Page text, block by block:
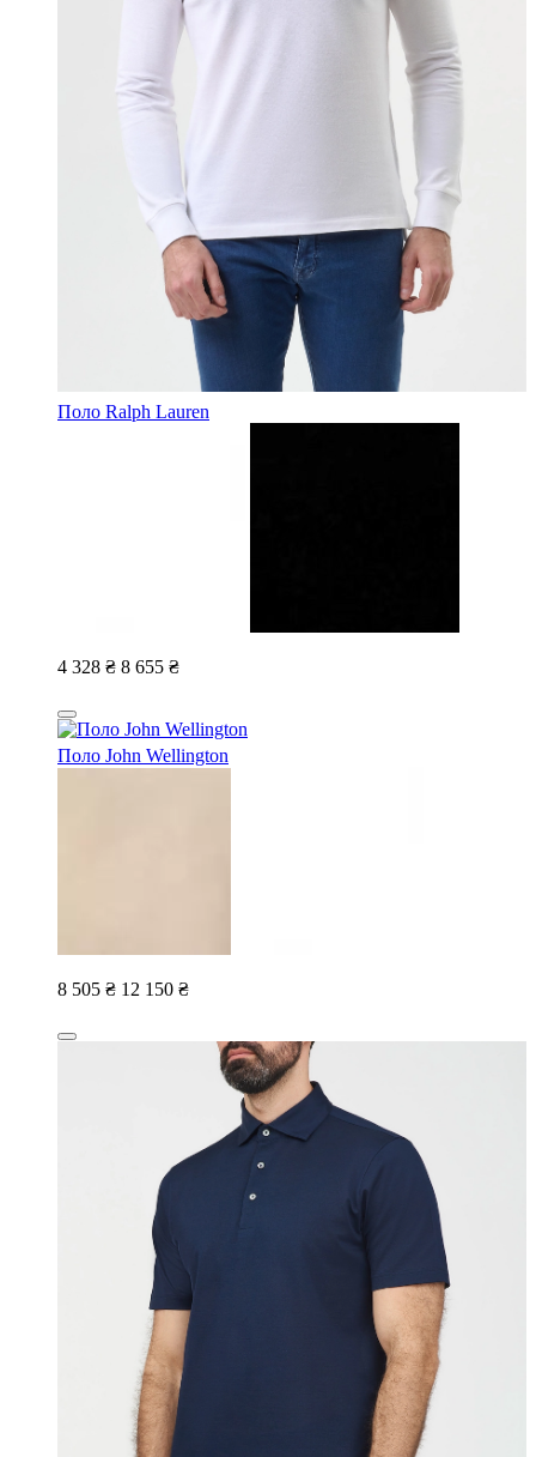
Поло Ralph Lauren
4 328 ₴ 8 655 ₴
Поло John Wellington
8 505 ₴ 12 150 ₴